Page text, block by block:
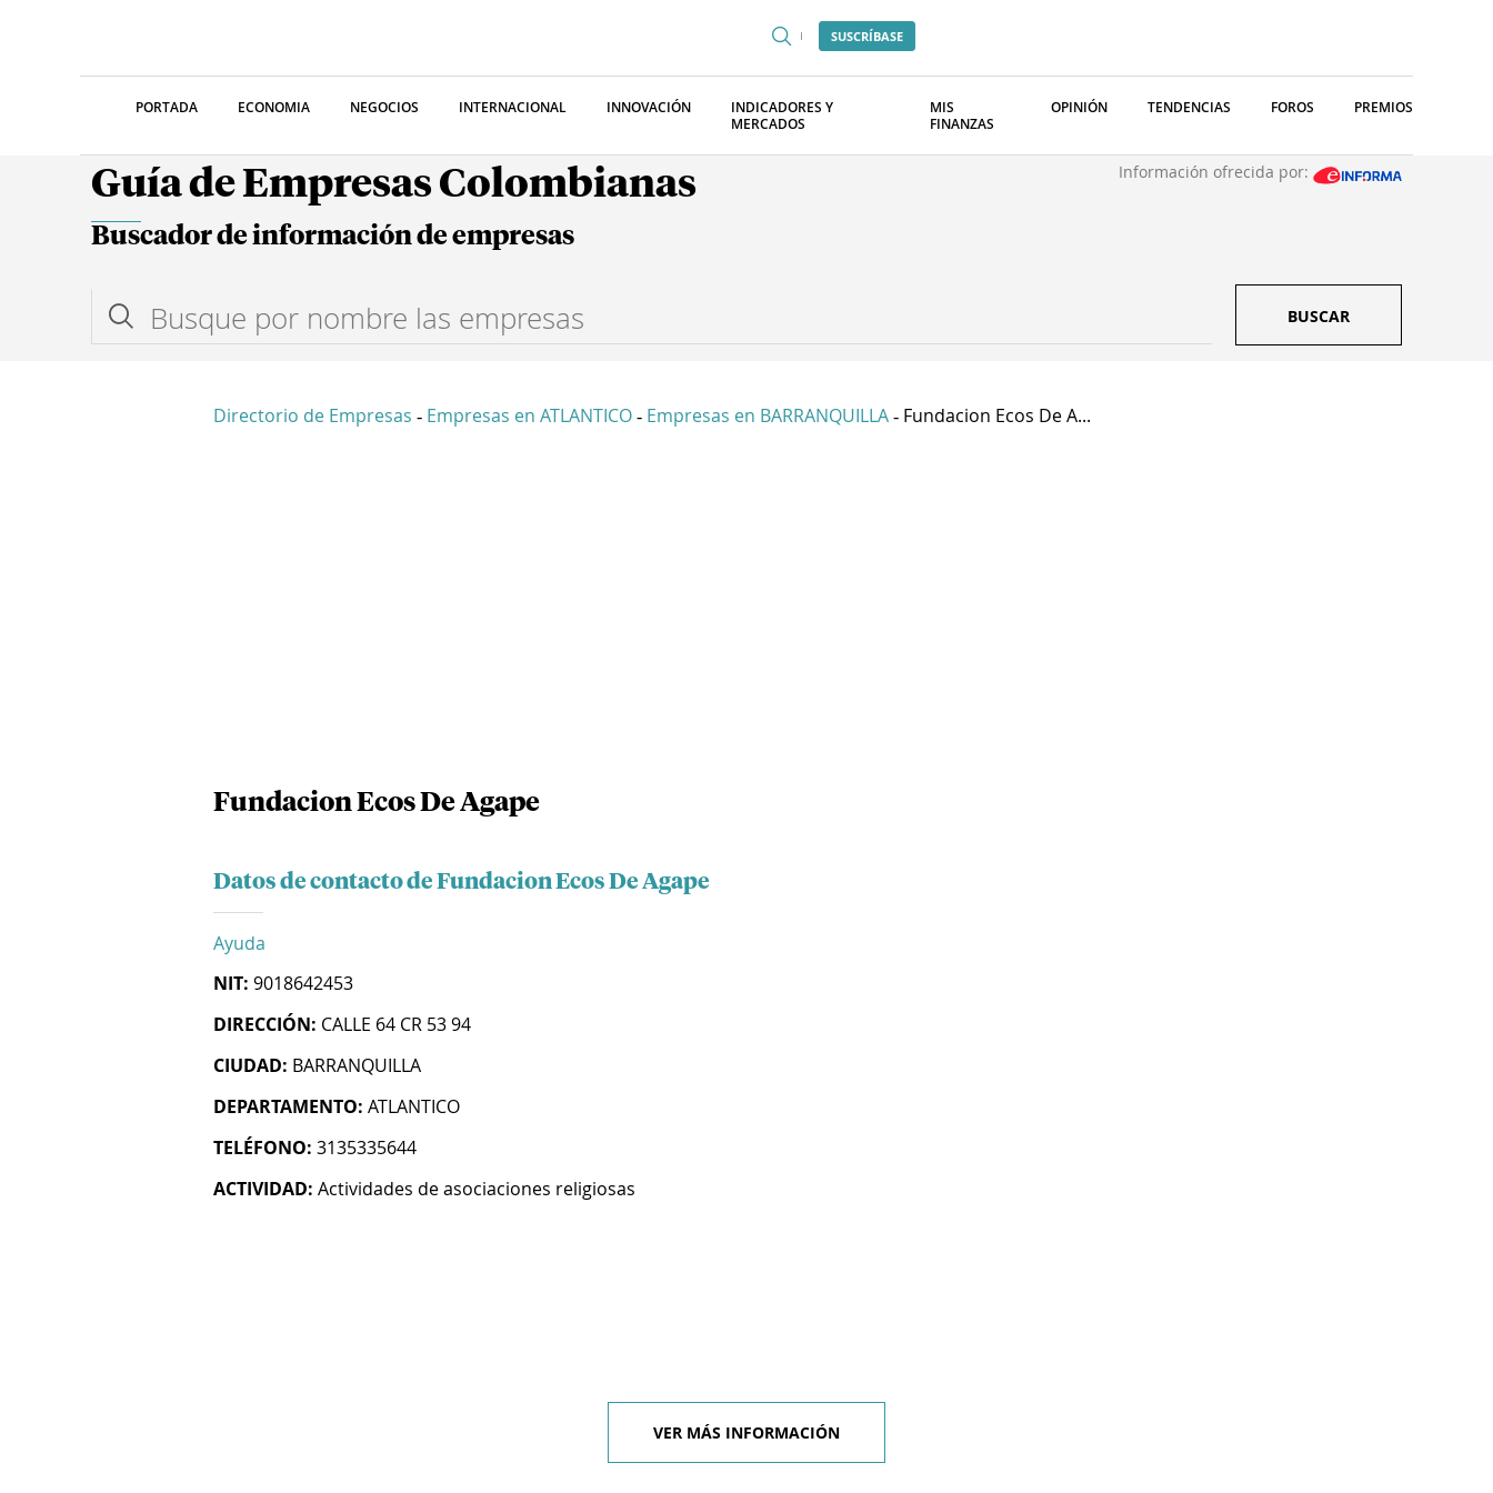
SUSCRÍBASE
PORTADA ECONOMIA NEGOCIOS INTERNACIONAL INNOVACIÓN
INDICADORES Y
MERCADOS
MIS
FINANZAS
OPINIÓN TENDENCIAS FOROS PREMIOS
Guía de Empresas Colombianas Información ofrecida por:
Buscador de información de empresas
BUSCAR
Directorio de Empresas - Empresas en ATLANTICO - Empresas en BARRANQUILLA - Fundacion Ecos De A...
Fundacion Ecos De Agape
Datos de contacto de Fundacion Ecos De Agape
Ayuda
NIT: 9018642453
DIRECCIÓN: CALLE 64 CR 53 94
CIUDAD: BARRANQUILLA
DEPARTAMENTO: ATLANTICO
TELÉFONO: 3135335644
ACTIVIDAD: Actividades de asociaciones religiosas
VER MÁS INFORMACIÓN